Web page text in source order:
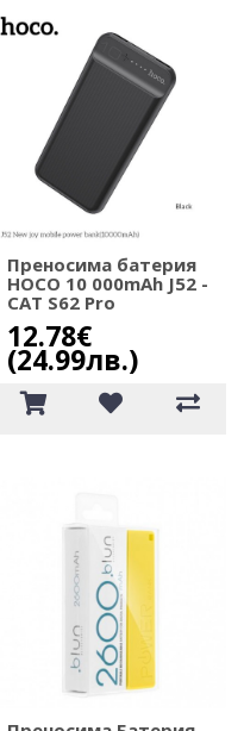
Преносима батерия
HOCO 10 000mAh J52 -
CAT S62 Pro
12.78€
(24.99лв.)